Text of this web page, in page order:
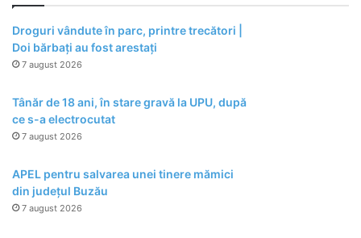
Droguri vândute în parc, printre trecători |
Doi bărbați au fost arestați
7 august 2026
Tânăr de 18 ani, în stare gravă la UPU, după
ce s-a electrocutat
7 august 2026
APEL pentru salvarea unei tinere mămici
din județul Buzău
7 august 2026